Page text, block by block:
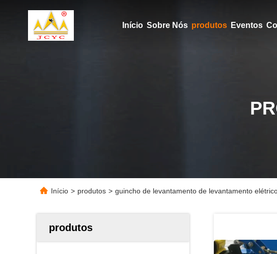
Início Sobre Nós produtos Eventos
Início > produtos > guincho de levantamento de levantamento
produtos